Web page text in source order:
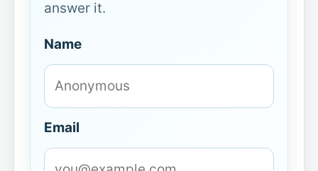
answer it.
Name
Email